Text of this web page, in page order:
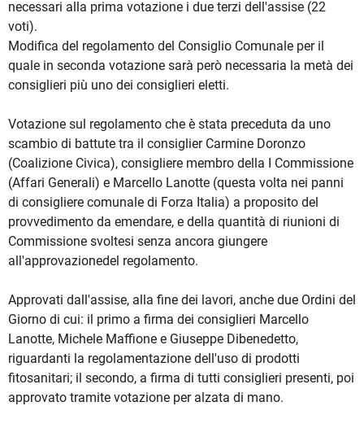
necessari alla prima votazione i due terzi dell'assise (22
voti).
Modifica del regolamento del Consiglio Comunale per il
quale in seconda votazione sarà però necessaria la metà dei
consiglieri più uno dei consiglieri eletti.
Votazione sul regolamento che è stata preceduta da uno
scambio di battute tra il consiglier Carmine Doronzo
(Coalizione Civica), consigliere membro della I Commissione
(Affari Generali) e Marcello Lanotte (questa volta nei panni
di consigliere comunale di Forza Italia) a proposito del
provvedimento da emendare, e della quantità di riunioni di
Commissione svoltesi senza ancora giungere
all'approvazionedel regolamento.
Approvati dall'assise, alla fine dei lavori, anche due Ordini del
Giorno di cui: il primo a firma dei consiglieri Marcello
Lanotte, Michele Maffione e Giuseppe Dibenedetto,
riguardanti la regolamentazione dell'uso di prodotti
fitosanitari; il secondo, a firma di tutti consiglieri presenti, poi
approvato tramite votazione per alzata di mano.